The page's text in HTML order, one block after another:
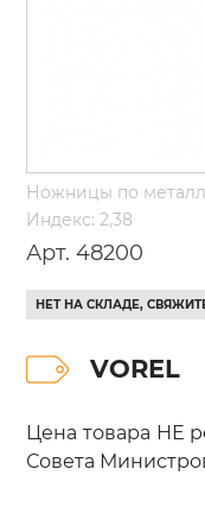
Ножницы по
Индекс: 2,38
Арт. 48200
НЕТ НА СКЛАДЕ,
VOREL
Цена товара НЕ
Совета